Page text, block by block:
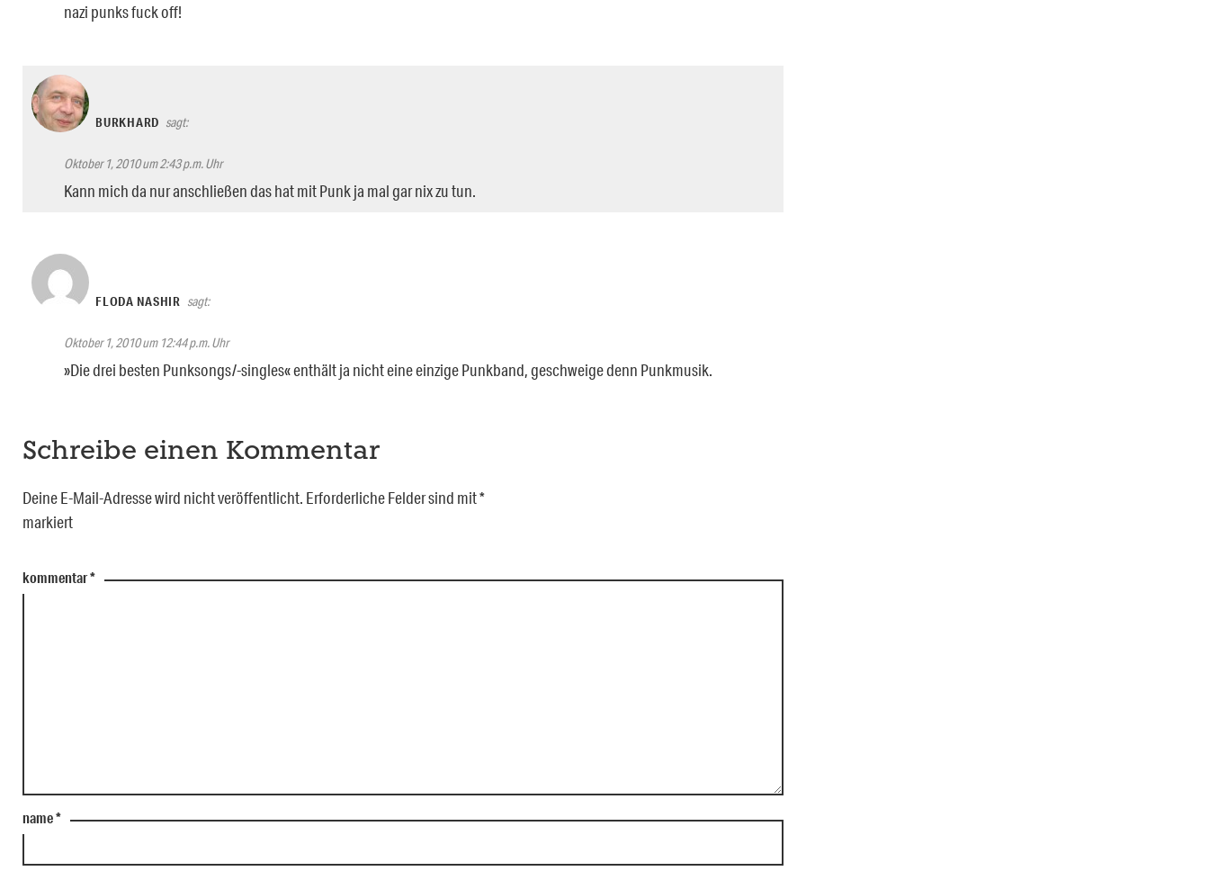
nazi punks fuck off!
BURKHARD sagt:
Oktober 1, 2010 um 2:43 p.m. Uhr
Kann mich da nur anschließen das hat mit Punk ja mal gar nix zu tun.
FLODA NASHIR sagt:
Oktober 1, 2010 um 12:44 p.m. Uhr
»Die drei besten Punksongs/-singles« enthält ja nicht eine einzige Punkband, geschweige denn Punkmusik.
Schreibe einen Kommentar
Deine E-Mail-Adresse wird nicht veröffentlicht. Erforderliche Felder sind mit*
markiert
kommentar*
name*